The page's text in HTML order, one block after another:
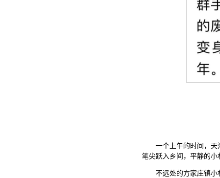
一个上午的时间，
笔尖跃入乡间，平静的
不远处的方家庄镇小